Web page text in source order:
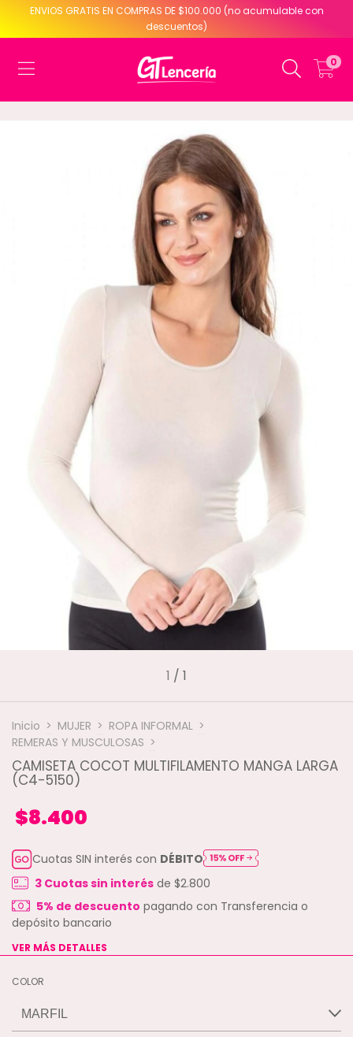
ENVIOS GRATIS EN COMPRAS DE $100.000 (no acumulable con
descuentos)
0
1 / 1
Inicio > MUJER > ROPA INFORMAL >
REMERAS Y MUSCULOSAS >
CAMISETA COCOT MULTIFILAMENTO MANGA LARGA
(C4-5150)
$8.400
Cuotas SIN interés con DÉBITO
3Cuotas sin interésde $2.800
5% de descuento pagando con Transferencia o
depósito bancario
VER MÁS DETALLES
COLOR